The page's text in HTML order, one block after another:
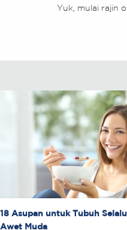
Yuk, mulai rajin
18 Asupan untuk Tubuh Selalu
Awet Muda